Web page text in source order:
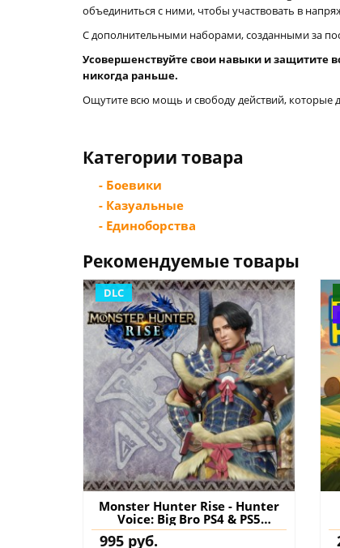
объединиться с ними, чтобы участвовать в
С дополнительными наборами, созданными за
Усовершенствуйте свои навыки и защитите
никогда раньше.
Ощутите всю мощь и свободу действий, которые
Категории товара
- Боевики
- Казуальные
- Единоборства
Рекомендуемые товары
DLC
Monster Hunter Rise - Hunter
Voice: Big Bro PS4 & PS5
(Турция) купить дополнение
на аккаунт
995 руб.